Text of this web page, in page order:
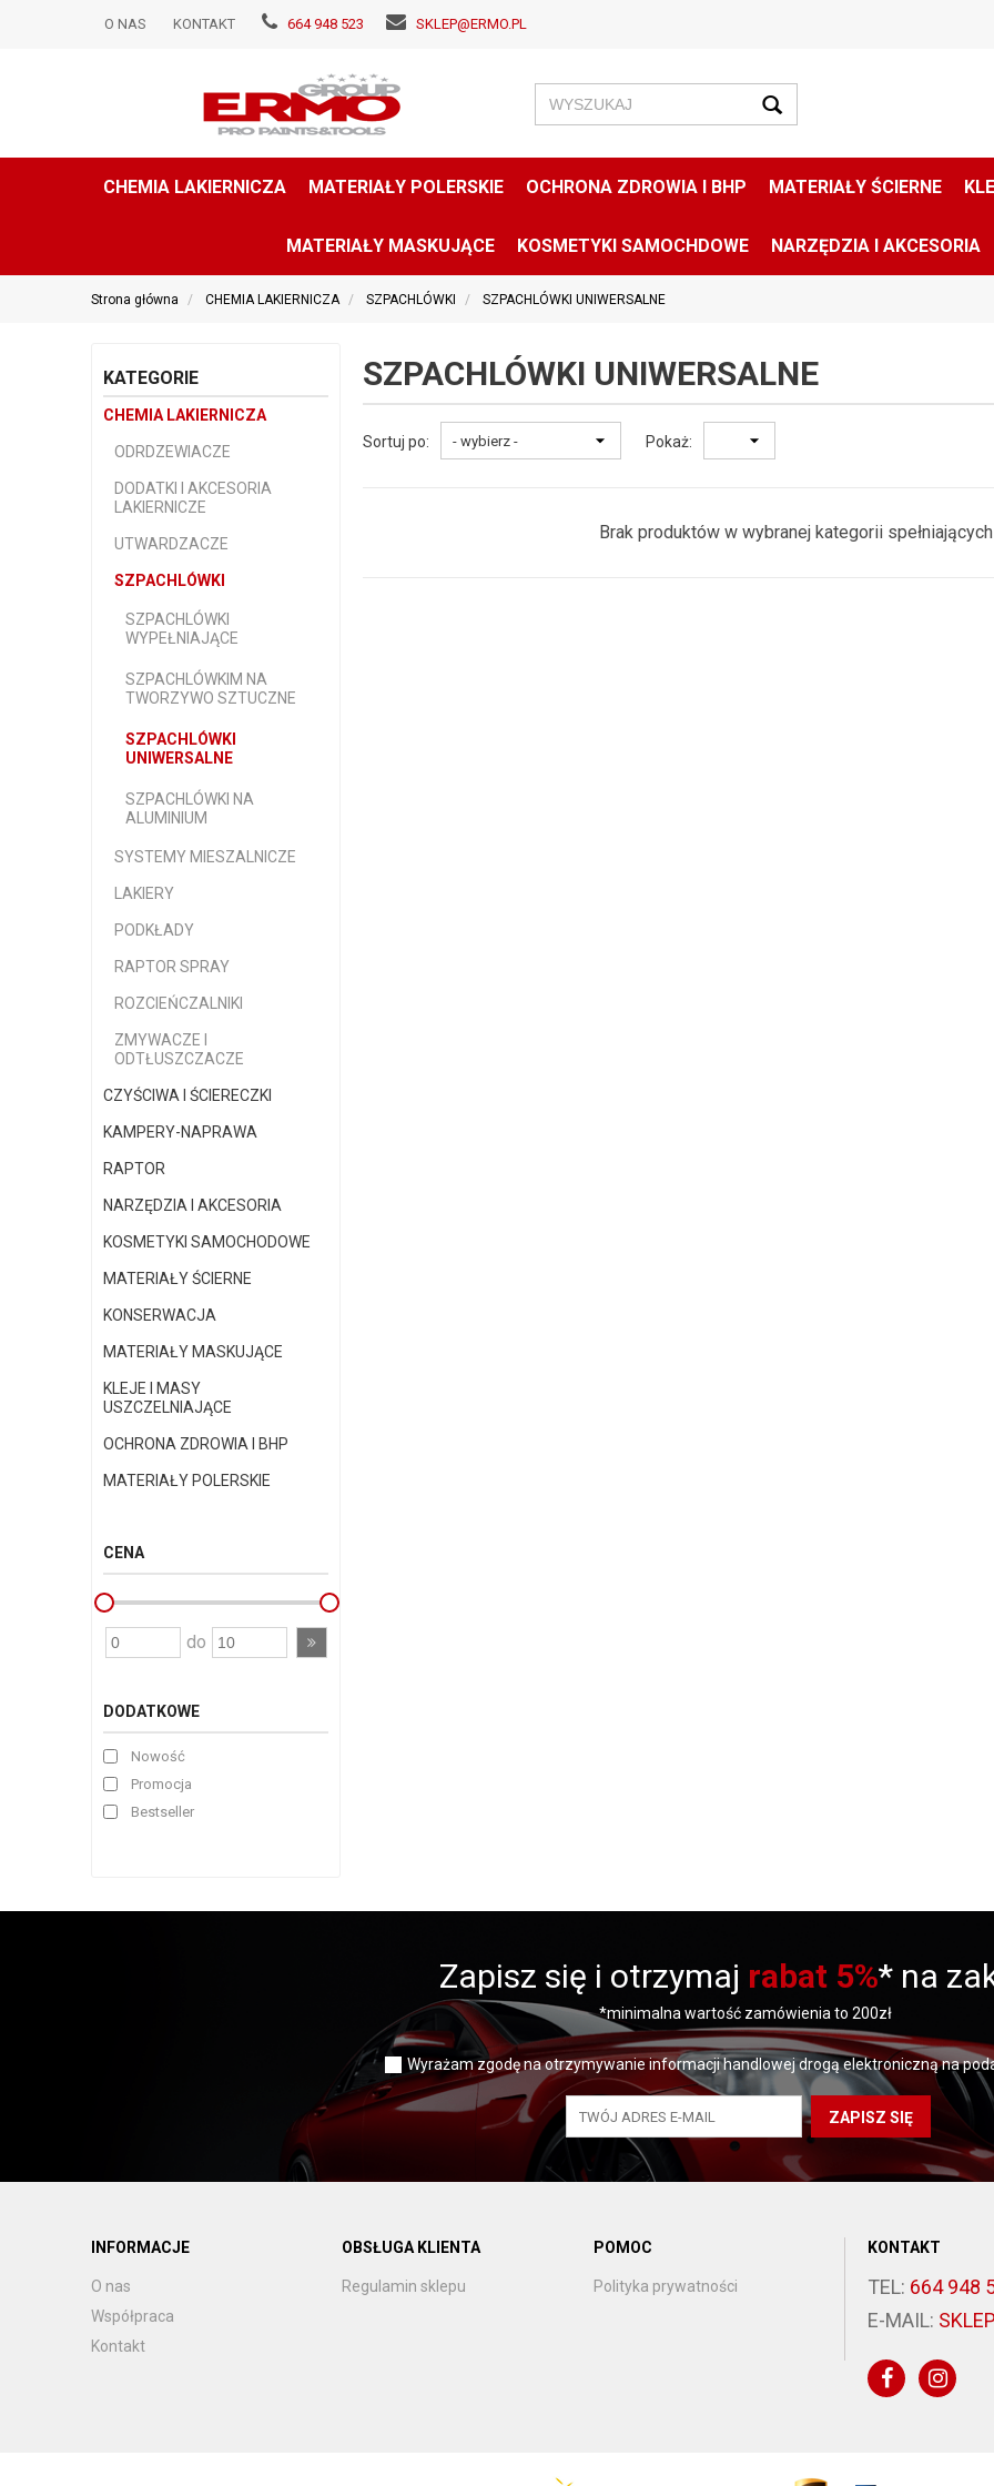
O NAS KONTAKT 664 948 523 SKLEP@ERMO.PL
CHEMIA LAKIERNICZA MATERIAŁY POLERSKIE OCHRONA ZDROWIA I BHP MATERIAŁY ŚCIERNE
MATERIAŁY MASKUJĄCE KOSMETYKI SAMOCHDOWE NARZĘDZIA I AKCESORIA
Strona główna CHEMIA LAKIERNICZA SZPACHLÓWKI SZPACHLÓWKI UNIWERSALNE
KATEGORIE
CHEMIA LAKIERNICZA
ODRDZEWIACZE
DODATKI I AKCESORIA
LAKIERNICZE
UTWARDZACZE
SZPACHLÓWKI
SZPACHLÓWKI
WYPEŁNIAJĄCE
SZPACHLÓWKIM NA
TWORZYWO SZTUCZNE
SZPACHLÓWKI
UNIWERSALNE
SZPACHLÓWKI NA
ALUMINIUM
SYSTEMY MIESZALNICZE
LAKIERY
PODKŁADY
RAPTOR SPRAY
ROZCIEŃCZALNIKI
ZMYWACZE I
ODTŁUSZCZACZE
CZYŚCIWA I ŚCIERECZKI
KAMPERY-NAPRAWA
RAPTOR
NARZĘDZIA I AKCESORIA
KOSMETYKI SAMOCHODOWE
MATERIAŁY ŚCIERNE
KONSERWACJA
MATERIAŁY MASKUJĄCE
KLEJE I MASY
USZCZELNIAJĄCE
OCHRONA ZDROWIA I BHP
MATERIAŁY POLERSKIE
CENA
do
DODATKOWE
Nowość
Promocja
Bestseller
SZPACHLÓWKI UNIWERSALNE
Sortuj po: Pokaż:
Brak produktów w wybranej kategorii
Zapisz się i otrzymaj rabat 5%* na
*minimalna wartość zamówienia to 200zł
Wyrażam zgodę na otrzymywanie informacji handlowej drogą elektroniczną na
ZAPISZ SIĘ
INFORMACJE
O nas
Współpraca
Kontakt
OBSŁUGA KLIENTA
Regulamin sklepu
POMOC
Polityka prywatności
KONTAKT
TEL: 664 948
E-MAIL: